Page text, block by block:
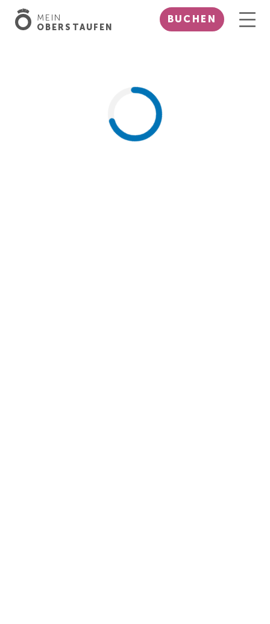
MEIN
OBERSTAUFEN
BUCHEN